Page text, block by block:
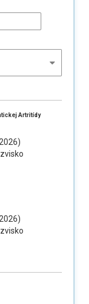
Artritídy
2026)
2026)